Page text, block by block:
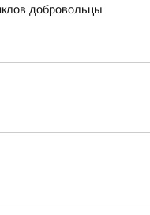
добровольцы